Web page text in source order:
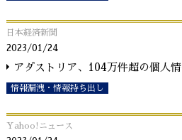
日本経済新聞
2023/01/24
アダストリア、104万件超の個人
情報漏洩・情報持ち出し
Yahoo!ニュース